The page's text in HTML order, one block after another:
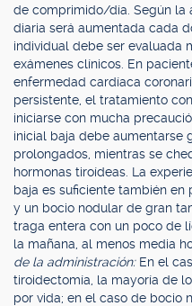
de comprimido/día. Según la
diaria será aumentada cada
individual debe ser evaluada
exámenes clínicos. En
enfermedad cardíaca
persistente, el tratamiento
iniciarse con mucha
inicial baja debe aumentarse
prolongados, mientras se
hormonas tiroídeas. La
baja es suficiente también
y un bocio nodular de gran
traga entera con un poco de
la mañana, al menos media
de la administración: En el
tiroidectomía, la mayoría de
por vida; en el caso de bocio